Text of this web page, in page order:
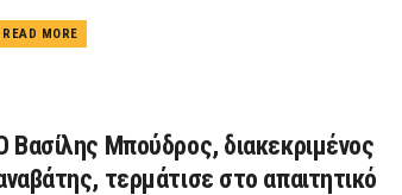
READ MORE
Βασίλης Μπούδρος, διακεκριμένος
τερμάτισε στο απαιτητικό